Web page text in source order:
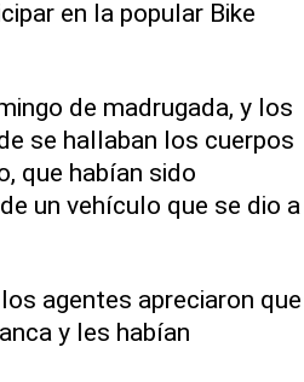
en la popular Bike
de madrugada, y los
se hallaban los cuerpos
que habían sido
un vehículo que se dio a
agentes apreciaron que
y les habían